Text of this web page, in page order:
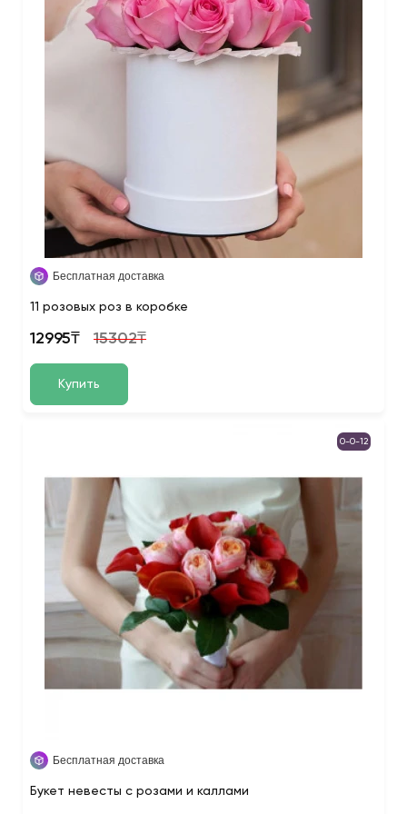
Бесплатная доставка
11 розовых роз в коробке
12995₸ 15302₸
Купить
0-0-12
Бесплатная доставка
Букет невесты с розами и каллами